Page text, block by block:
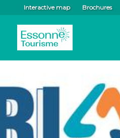
Interactive map Brochures